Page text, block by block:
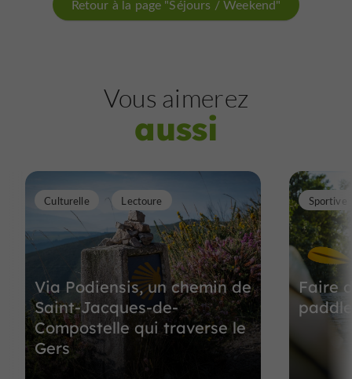
Retour à la page "Séjours / Weekend"
Vous aimerez
aussi
Via Podiensis, un chemin de
Saint-Jacques-de-
Compostelle qui traverse le
Gers
Culturelle Lectoure
Faire
Sportive